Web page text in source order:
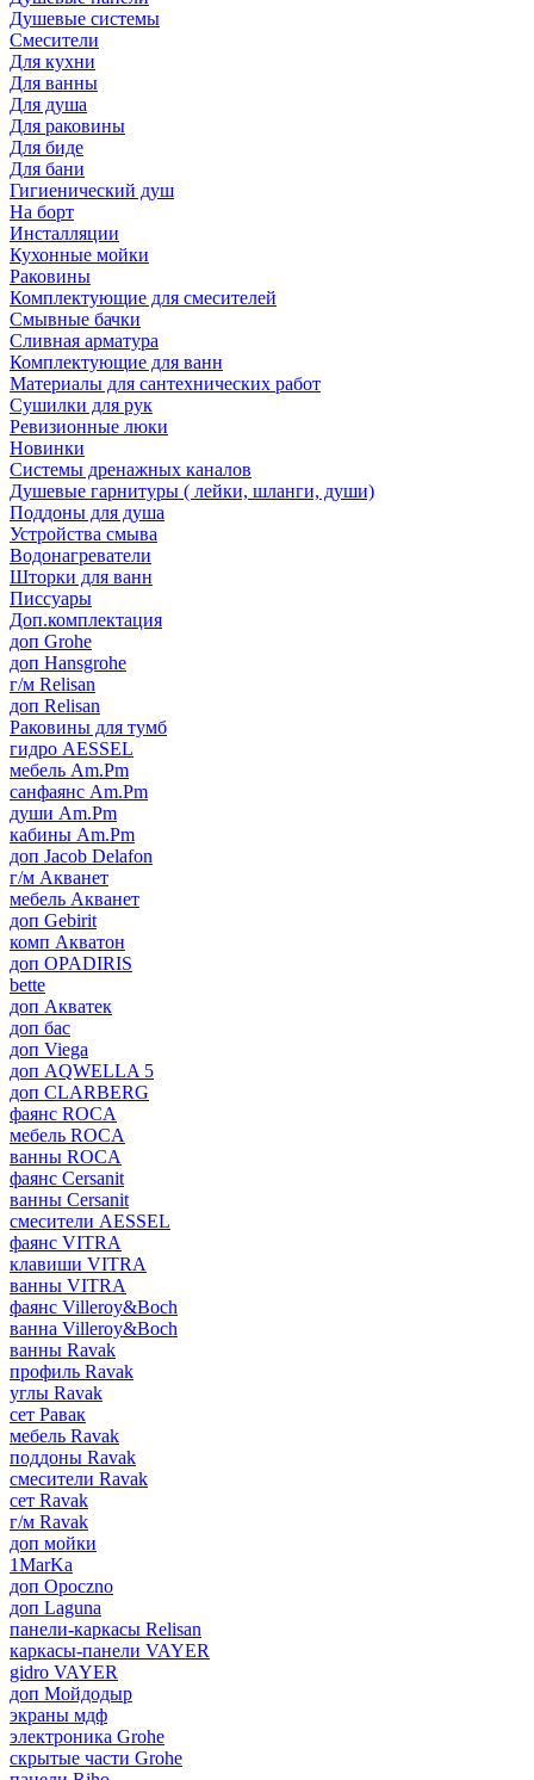
Душевые системы
Смесители
Для кухни
Для ванны
Для душа
Для раковины
Для биде
Для бани
Гигиенический душ
На борт
Инсталляции
Кухонные мойки
Раковины
Комплектующие для смесителей
Смывные бачки
Сливная арматура
Комплектующие для ванн
Материалы для сантехнических работ
Сушилки для рук
Ревизионные люки
Новинки
Системы дренажных каналов
Душевые гарнитуры ( лейки, шланги, души)
Поддоны для душа
Устройства смыва
Водонагреватели
Шторки для ванн
Писсуары
Доп.комплектация
доп Grohe
доп Hansgrohe
г/м Relisan
доп Relisan
Раковины для тумб
гидро AESSEL
мебель Am.Pm
санфаянс Am.Pm
души Am.Pm
кабины Am.Pm
доп Jacob Delafon
г/м Акванет
мебель Акванет
доп Gebirit
комп Акватон
доп OPADIRIS
bette
доп Акватек
доп бас
доп Viega
доп AQWELLA 5
доп CLARBERG
фаянс ROCA
мебель ROCA
ванны ROCA
фаянс Cersanit
ванны Cersanit
смесители AESSEL
фаянс VITRA
клавиши VITRA
ванны VITRA
фаянс Villeroy&Boch
ванна Villeroy&Boch
ванны Ravak
профиль Ravak
углы Ravak
сет Равак
мебель Ravak
поддоны Ravak
смесители Ravak
сет Ravak
г/м Ravak
доп мойки
1MarKa
доп Opoczno
доп Laguna
панели-каркасы Relisan
каркасы-панели VAYER
gidro VAYER
доп Мойдодыр
экраны мдф
электроника Grohe
скрытые части Grohe